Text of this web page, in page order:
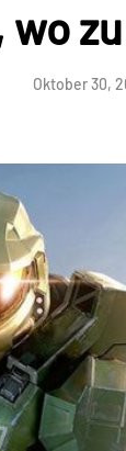
Oktober 30,